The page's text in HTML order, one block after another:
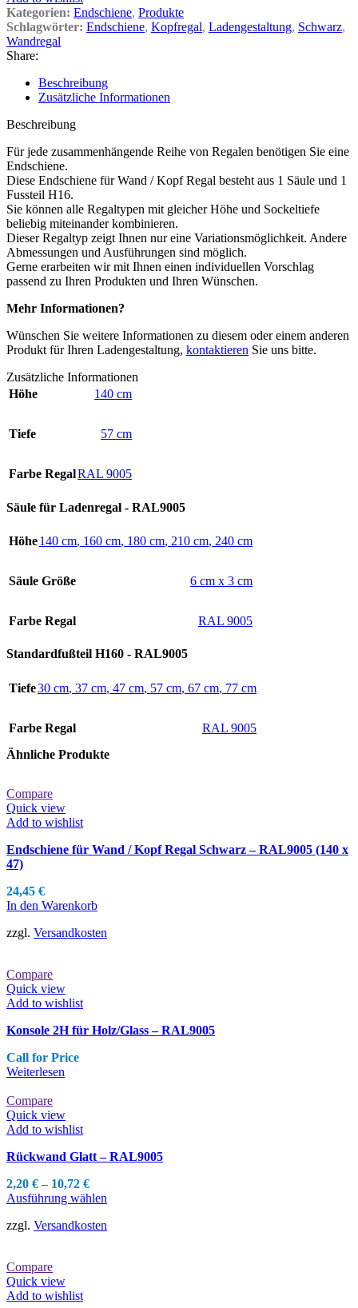
Kategorien: Endschiene, Produkte
Schlagwörter: Endschiene, Kopfregal, Ladengestaltung, Schwarz,
Wandregal
Share:
Beschreibung
Zusätzliche Informationen
Beschreibung
Für jede zusammenhängende Reihe von Regalen benötigen Sie eine
Endschiene.
Diese Endschiene für Wand / Kopf Regal besteht aus 1 Säule und 1
Fussteil H16.
Sie können alle Regaltypen mit gleicher Höhe und Sockeltiefe
beliebig miteinander kombinieren.
Dieser Regaltyp zeigt Ihnen nur eine Variationsmöglichkeit. Andere
Abmessungen und Ausführungen sind möglich.
Gerne erarbeiten wir mit Ihnen einen individuellen Vorschlag
passend zu Ihren Produkten und Ihren Wünschen.
Mehr Informationen?
Wünschen Sie weitere Informationen zu diesem oder einem anderen
Produkt für Ihren Ladengestaltung, kontaktieren Sie uns bitte.
Zusätzliche Informationen
Höhe
140 cm
Tiefe 57 cm
Farbe RegalRAL 9005
Säule für Ladenregal - RAL9005
Höhe140 cm, 160 cm, 180 cm, 210 cm, 240 cm
Säule Größe 6 cm x 3 cm
Farbe Regal RAL 9005
Standardfußteil H160 - RAL9005
Tiefe30 cm, 37 cm, 47 cm, 57 cm, 67 cm, 77 cm
Farbe Regal
RAL 9005
Ähnliche Produkte
Compare
Quick view
Add to wishlist
Endschiene für Wand / Kopf Regal Schwarz – RAL9005 (140 x
47)
24,45 €
In den Warenkorb
zzgl. Versandkosten
Compare
Quick view
Add to wishlist
Konsole 2H für Holz/Glass – RAL9005
Call for Price
Weiterlesen
Compare
Quick view
Add to wishlist
Rückwand Glatt – RAL9005
2,20 €– 10,72 €
Ausführung wählen
weist
zzgl. Versandkosten
Compare
Quick view
Add to wishlist